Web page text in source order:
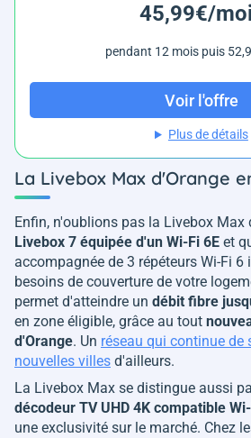
45,99€/
pendant 12 mois puis
Voir l'offre
Plus de détails
La Livebox Max d'Orange
Enfin, n'oublions pas la Livebox Max
Livebox 7 équipée d'un Wi-Fi 6E et
accompagnée de 3 répéteurs Wi-Fi
besoins de couverture de votre
permet d'atteindre un débit fibre
en zone éligible, grâce au tout
d'Orange. Un réseau qui continue de
nouvelles villes d'ailleurs.
La Livebox Max se distingue aussi
décodeur TV UHD 4K compatible
une exclusivité sur le marché. Chez